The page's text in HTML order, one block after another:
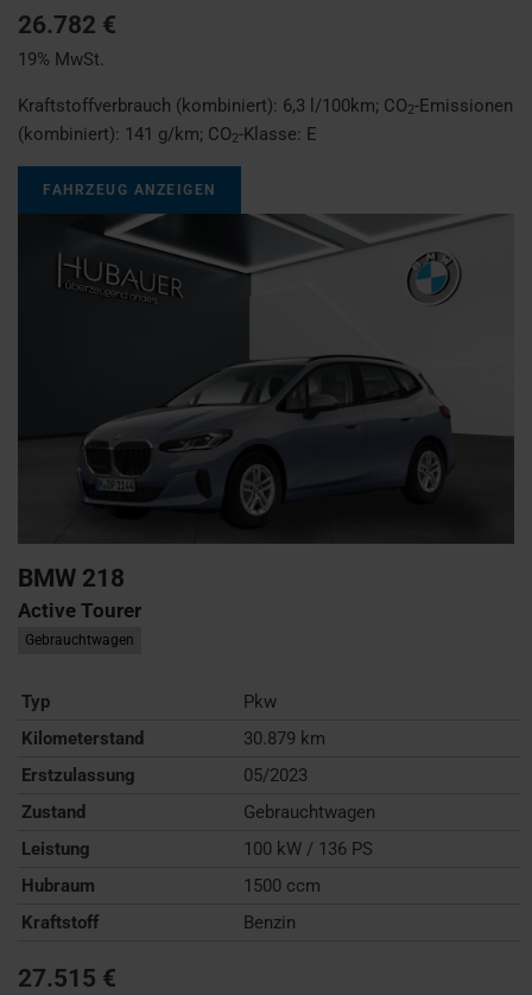
26.782 €
19% MwSt.
Kraftstoffverbrauch (kombiniert): 6,3 l/100km; CO2-Emissionen
(kombiniert): 141 g/km; CO2-Klasse: E
FAHRZEUG ANZEIGEN
BMW 218
Active Tourer
Gebrauchtwagen
Typ
Pkw
Kilometerstand
30.879 km
Erstzulassung
05/2023
Zustand
Gebrauchtwagen
Leistung
100 kW / 136 PS
Hubraum
1500 ccm
Kraftstoff
Benzin
27.515 €